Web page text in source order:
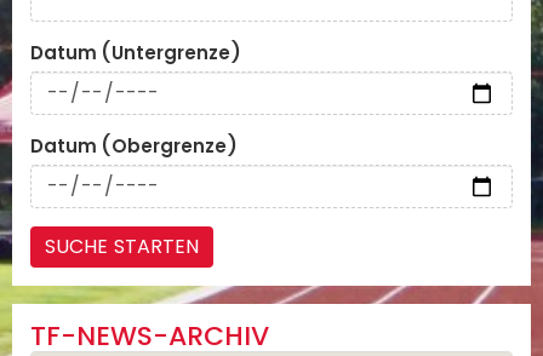
Datum (Untergrenze)
Datum (Obergrenze)
TF-NEWS-ARCHIV